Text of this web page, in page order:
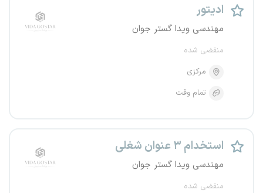
ادیتور
مهندسی ویدا گستر جوان
منقضی شده
مرکزی
تمام وقت
استخدام ۳ عنوان شغلی
مهندسی ویدا گستر جوان
منقضی شده